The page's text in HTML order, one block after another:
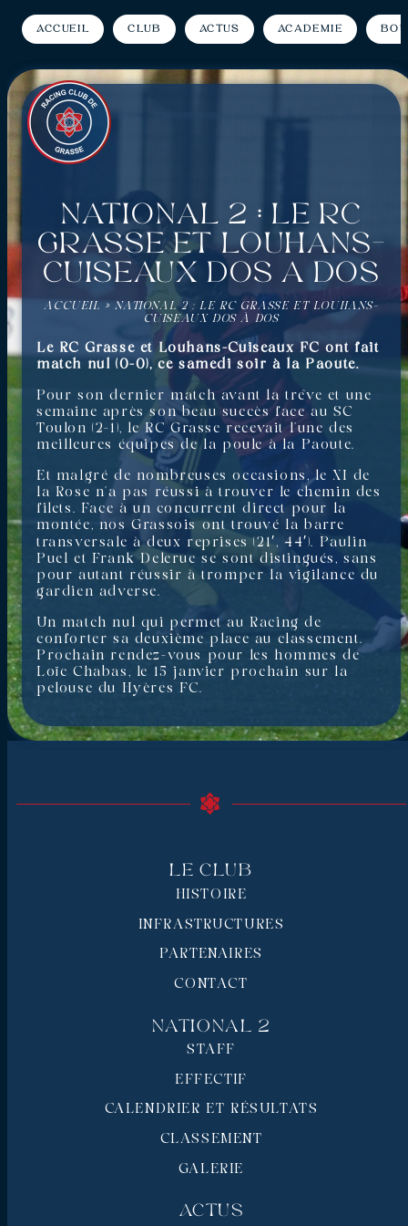
Accueil Club Actus Académie
National 2 : Le RC
Grasse et Louhans-
Cuiseaux dos à dos
ACCUEIL »NATIONAL 2 : LE RC GRASSE ET LOUHANS-
CUISEAUX DOS À DOS
Le RC Grasse et Louhans-Cuiseaux FC ont fait
match nul (0-0), ce samedi soir à la Paoute.
Pour son dernier match avant la trêve et une
semaine après son beau succès face au SC
Toulon (2-1), le RC Grasse recevait l’une des
meilleures équipes de la poule à la Paoute.
Et malgré de nombreuses occasions, le XI de
la Rose n’a pas réussi à trouver le chemin des
filets. Face à un concurrent direct pour la
montée, nos Grassois ont trouvé la barre
transversale à deux reprises (21′, 44′). Paulin
Puel et Frank Delerue se sont distingués, sans
pour autant réussir à tromper la vigilance du
gardien adverse.
Un match nul qui permet au Racing de
conforter sa deuxième place au classement.
Prochain rendez-vous pour les hommes de
Loïc Chabas, le 15 janvier prochain sur la
pelouse du Hyères FC.
Le Club
HISTOIRE
INFRASTRUCTURES
PARTENAIRES
CONTACT
National 2
STAFF
EFFECTIF
CALENDRIER ET RÉSULTATS
CLASSEMENT
GALERIE
Actus